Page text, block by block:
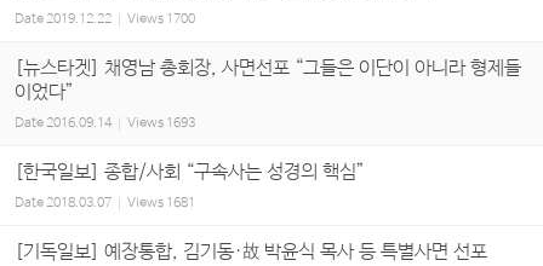
Date2019.12.22 Views 1700
[뉴스타겟] 채영남 총회장, 사면선포 “그들은 이단이 아니라 형제들
이었다”
Date 2016.09.14 Views 1693
[한국일보] 종합/사회 “구속사는 성경의 핵심”
Date2018.03.07 Views 1681
[기독일보] 예장통합, 김기동·故 박윤식 목사 등 특별사면 선포